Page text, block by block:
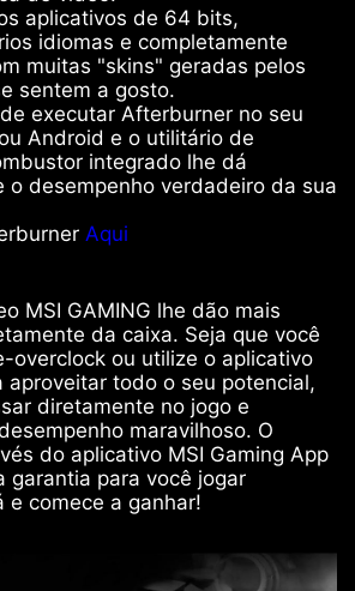
aplicativos de 64 bits,
idiomas e completamente
muitas "skins" geradas pelos
sentem a gosto.
executar Afterburner no seu
Android e o utilitário de
integrado lhe dá
o desempenho verdadeiro da sua
Aqui
MSI GAMING lhe dão mais
da caixa. Seja que você
overclock ou utilize o aplicativo
aproveitar todo o seu potencial,
diretamente no jogo e
maravilhoso. O
do aplicativo MSI Gaming App
garantia para você jogar
e comece a ganhar!